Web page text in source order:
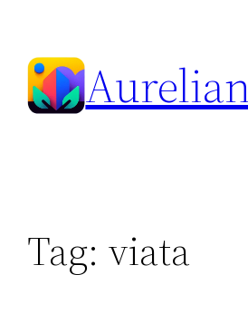
content
Tag: viata